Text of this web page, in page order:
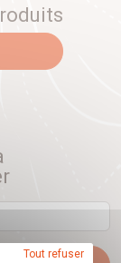
Tout refuser